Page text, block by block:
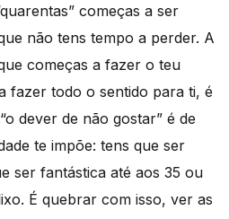
começas a ser
não tens tempo a perder. A
começas a fazer o teu
fazer todo o sentido para ti, é
dever de não gostar” é de
te impõe: tens que ser
ser fantástica até aos 35 ou
É quebrar com isso, ver as